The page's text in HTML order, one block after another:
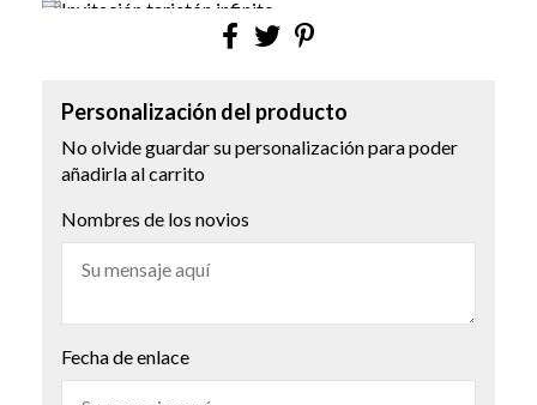
Personalización del producto
No olvide guardar su personalización para poder
añadirla al carrito
Nombres de los novios
Fecha de enlace